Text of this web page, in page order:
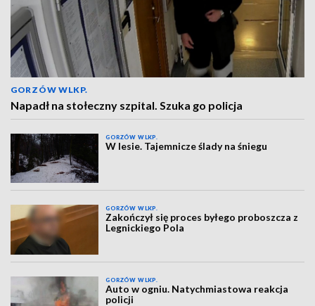
GORZÓW WLKP.
Napadł na stołeczny szpital. Szuka go policja
GORZÓW WLKP.
W lesie. Tajemnicze ślady na śniegu
GORZÓW WLKP.
Zakończył się proces byłego proboszcza z
Legnickiego Pola
GORZÓW WLKP.
Auto w ogniu. Natychmiastowa reakcja
policji